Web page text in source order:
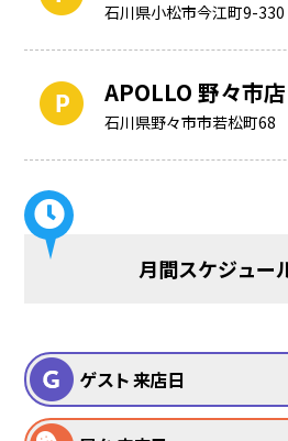
HOME
石川県小松市今江町9-330
APOLLO 野々市店
石川県野々市市若松町68
月間スケジュー
ゲスト 来店日